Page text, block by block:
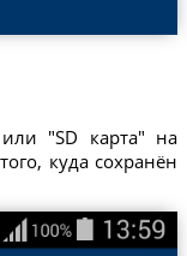
"SD карта" на
куда сохранён